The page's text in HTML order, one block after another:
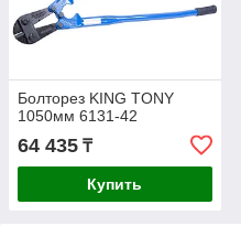
Болторез KING TONY
1050мм 6131-42
64 435 ₸
Купить